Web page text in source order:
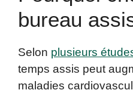
bureau
Selon plusieurs
temps assis peut
maladies